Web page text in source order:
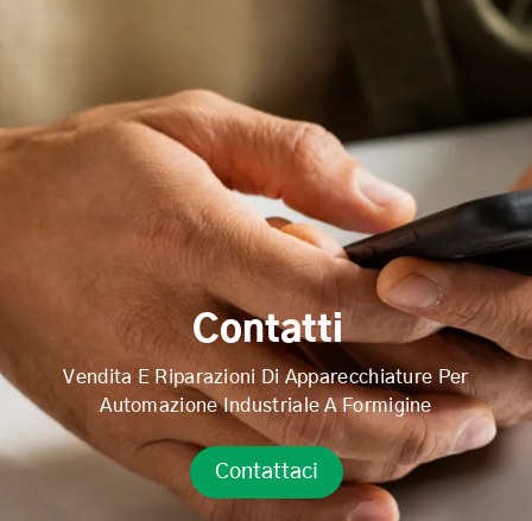
Contatti
Vendita E Riparazioni Di Apparecchiature Per
Automazione Industriale A Formigine
Contattaci